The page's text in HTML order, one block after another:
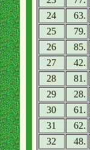
24
63.
25
79.
26
85.
27
42.
28
81.
29
28.
30
61.
31
62.
32
48.